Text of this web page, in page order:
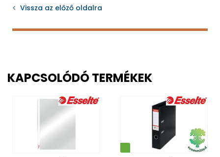
Vissza az előző oldalra
KAPCSOLÓDÓ TERMÉKEK